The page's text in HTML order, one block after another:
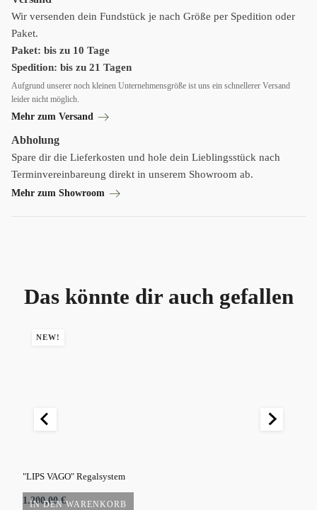
Wir versenden dein Fundstück je nach Größe per Spedition oder
Paket.
Paket: bis zu 10 Tage
Spedition: bis zu 21 Tagen
Aufgrund unserer noch kleinen Unternehmensgröße ist uns ein schnellerer Versand
leider nicht möglich.
Mehr zum Versand
Abholung
Spare dir die Lieferkosten und hole dein Lieblingsstück nach
Terminvereinbareung direkt in unserem Showroom ab.
Mehr zum Showroom
Das könnte dir auch gefallen
NEW!
IN DEN WARENKORB
"LIPS VAGO" Regalsystem
1.200,00€